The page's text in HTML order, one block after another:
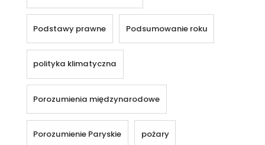
Podstawy prawne Podsumowanie roku
polityka klimatyczna
Porozumienia międzynarodowe
Porozumienie Paryskie pożary